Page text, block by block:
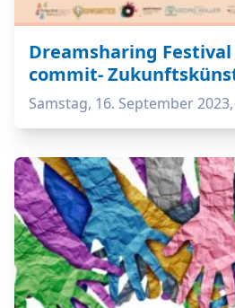
Dreamsharing
commit-
Samstag, 16. September